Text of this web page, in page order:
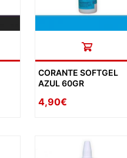
CORANTE SOFTGEL
AZUL 60GR
4,90€